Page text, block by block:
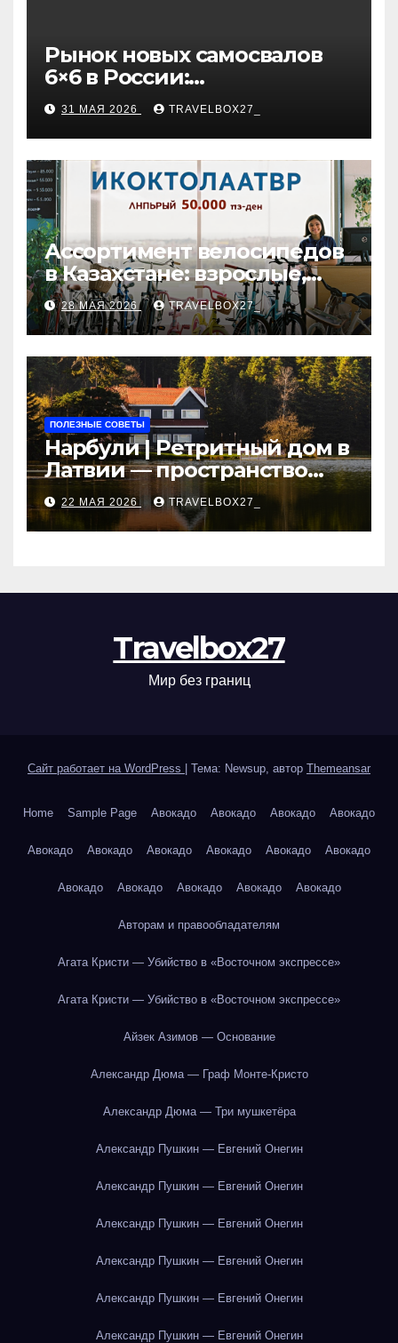
Рынок новых самосвалов
6×6 в России:
характеристики и цены
31 МАЯ 2026 TRAVELBOX27_
Ассортимент велосипедов
в Казахстане: взрослые,
детские и городские
модели, ценовые
категории и варианты
рассрочки
28 МАЯ 2026 TRAVELBOX27_
ПОЛЕЗНЫЕ СОВЕТЫ
Нарбули | Ретритный дом в
Латвии — пространство
для саморазвития и
восстановления
22 МАЯ 2026 TRAVELBOX27_
Travelbox27
Мир без границ
Сайт работает на WordPress Тема: Newsup, автор Themeansar
Home Sample Page Авокадо Авокадо Авокадо Авокадо
Авокадо Авокадо Авокадо Авокадо Авокадо Авокадо
Авокадо Авокадо Авокадо Авокадо Авокадо
Авторам и правообладателям
Агата Кристи — Убийство в «Восточном экспрессе»
Агата Кристи — Убийство в «Восточном экспрессе»
Айзек Азимов — Основание
Александр Дюма — Граф Монте-Кристо
Александр Дюма — Три мушкетёра
Александр Пушкин — Евгений Онегин
Александр Пушкин — Евгений Онегин
Александр Пушкин — Евгений Онегин
Александр Пушкин — Евгений Онегин
Александр Пушкин — Евгений Онегин
Александр Пушкин — Евгений Онегин